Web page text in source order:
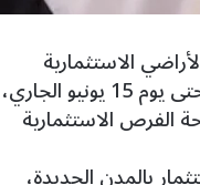
الاستثمارية
المتميزة بمدن “6 أكتوبر والسويس الجديدة والعبور وناصر الجديدة”، وذلك حتى يوم 15 يونيو الجاري،
الفرص الاستثمارية